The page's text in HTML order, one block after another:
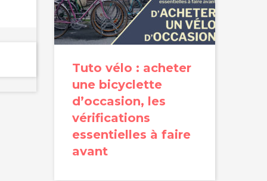
Tuto vélo : acheter
une bicyclette
d’occasion, les
vérifications
essentielles à faire
avant